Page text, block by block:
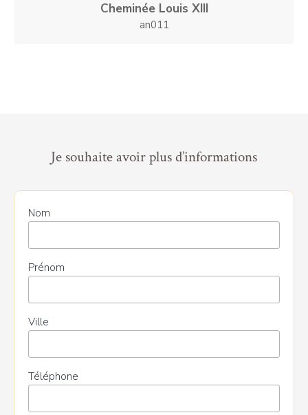
Cheminée Louis XIII
an011
Je souhaite avoir plus d’informations
Nom
Prénom
Ville
Téléphone